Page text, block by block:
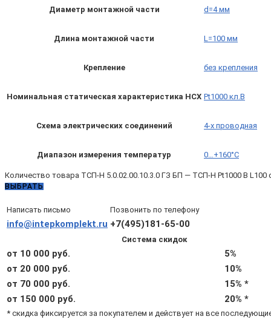
Диаметр монтажной части d=4 мм
Длина монтажной части L=100 мм
Крепление без крепления
Номинальная статическая характеристика НСХ Pt1000 кл.B
Схема электрических соединений 4-х проводная
Диапазон измерения температур 0…+160°C
Количество товара ТСП-Н 5.0.02.00.10.3.0 ГЗ БП — ТСП-Н Pt1000 B L100
ВЫБРАТЬ
Написать письмо Позвонить по телефону
info@intepkomplekt.ru +7(495)181-65-00
Система скидок
от 10 000 руб.
5%
от 20 000 руб.
10%
от 70 000 руб.
15% *
от 150 000 руб.
20% *
* скидка фиксируется за покупателем и действует на все